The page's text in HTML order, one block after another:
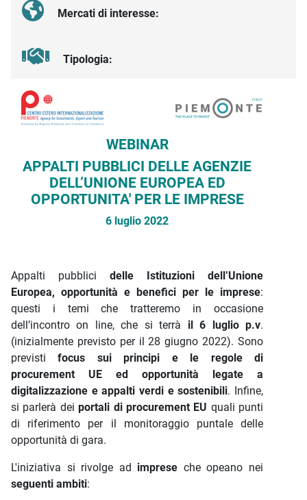
Mercati di interesse:
Tipologia:
Descrizione iniziativa
WEBINAR
APPALTI PUBBLICI DELLE AGENZIE
DELL’UNIONE EUROPEA ED
OPPORTUNITA' PER LE IMPRESE
6 luglio 2022
Appalti pubblici delle Istituzioni dell’Unione
Europea, opportunità e benefici per le imprese:
questi i temi che tratteremo in occasione
dell’incontro on line, che si terrà il 6 luglio p.v.
(inizialmente previsto per il 28 giugno 2022). Sono
previstifocus sui principi e le regole di
procurement UE ed opportunità legate a
digitalizzazione e appalti verdi e sostenibili. Infine,
si parlerà deiportali di procurement EU quali punti
di riferimento per il monitoraggio puntale delle
opportunità di gara.
L'iniziativa si rivolge ad imprese che opeano nei
seguenti ambiti: